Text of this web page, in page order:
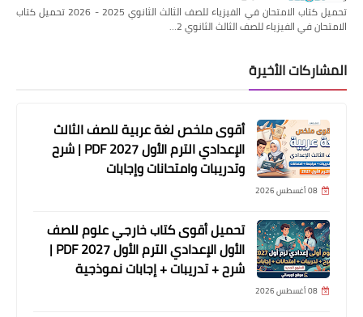
تحميل كتاب الامتحان في الفيزياء للصف الثالث الثانوي 2025 - 2026 تحميل كتاب
الامتحان في الفيزياء للصف الثالث الثانوي 2…
المشاركات الأخيرة
أقوى ملخص لغة عربية للصف الثالث
الإعدادي الترم الأول 2027 PDF | شرح
وتدريبات وامتحانات وإجابات
08 أغسطس 2026
تحميل أقوى كتاب خارجي علوم للصف
الأول الإعدادي الترم الأول 2027 PDF |
شرح + تدريبات + إجابات نموذجية
08 أغسطس 2026